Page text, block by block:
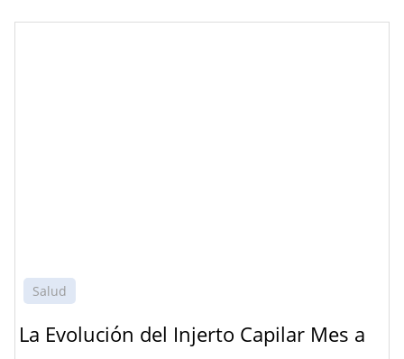
Salud
La Evolución del Injerto Capilar Mes a